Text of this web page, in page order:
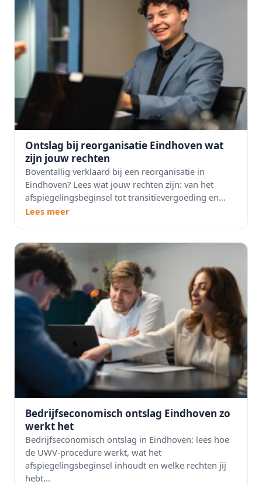
Ontslag bij reorganisatie Eindhoven wat
zijn jouw rechten
Boventallig verklaard bij een reorganisatie in
Eindhoven? Lees wat jouw rechten zijn: van het
afspiegelingsbeginsel tot transitievergoeding en...
Lees meer
Bedrijfseconomisch ontslag Eindhoven zo
werkt het
Bedrijfseconomisch ontslag in Eindhoven: lees hoe
de UWV-procedure werkt, wat het
afspiegelingsbeginsel inhoudt en welke rechten jij
hebt...